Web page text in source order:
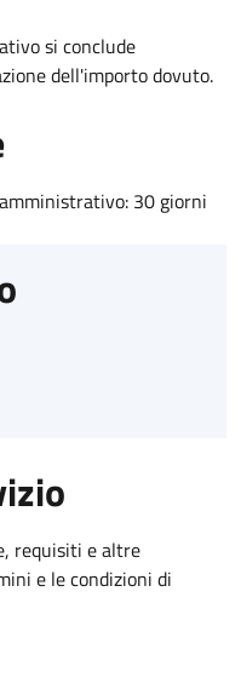
si conclude
dell'importo dovuto.
30 giorni
requisiti e altre
e le condizioni di